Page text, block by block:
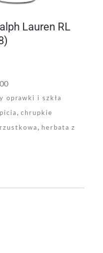
Lauren RL
oprawki i szkła
,chrupkie
, herbata z